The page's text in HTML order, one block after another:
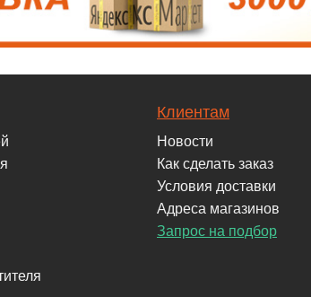
Клиентам
Новости
Как сделать заказ
Условия доставки
Адреса магазинов
Запрос на подбор